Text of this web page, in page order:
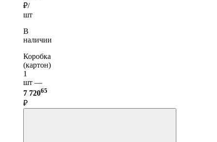
₽/
шт
В
наличии
Коробка
(картон)
1
шт —
7 72065
₽